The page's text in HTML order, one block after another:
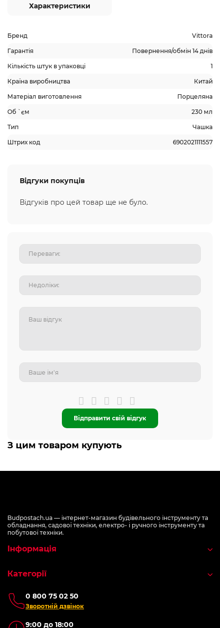
Характеристики
Бренд Vittora
Гарантія Повернення/обмін 14 днів
Кількість штук в упаковці 1
Країна виробництва Китай
Матеріал виготовлення Порцеляна
Об `єм 230 мл
Тип Чашка
Штрих код 6902021111557
Відгуки покупців
Відгуків про цей товар ще не було.
Відправити свій відгук
З цим товаром купують
Budpostach.ua — інтернет-магазин будівельного інструменту та
обладнання, садової техніки, електро- і ручного інструменту та
побутової техніки.
0 800 75 02 50
Зворотній дзвінок
9:00 до 18:00
Інформація
Категорії